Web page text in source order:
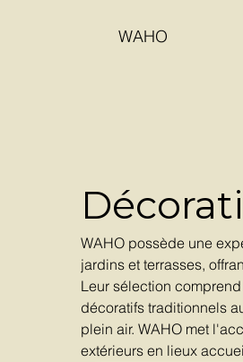
WAHO
WAHO possède une
jardins et terrasses,
Leur sélection
décoratifs traditionnels
plein air. WAHO met
extérieurs en lieux